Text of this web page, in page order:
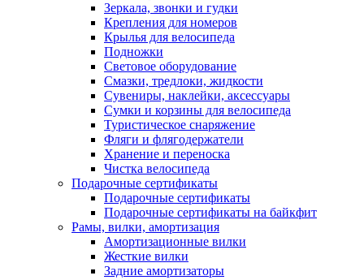
Зеркала, звонки и гудки
Крепления для номеров
Крылья для велосипеда
Подножки
Световое оборудование
Смазки, тредлоки, жидкости
Сувениры, наклейки, аксессуары
Сумки и корзины для велосипеда
Туристическое снаряжение
Фляги и флягодержатели
Хранение и переноска
Чистка велосипеда
Подарочные сертификаты
Подарочные сертификаты
Подарочные сертификаты на байкфит
Рамы, вилки, амортизация
Амортизационные вилки
Жесткие вилки
Задние амортизаторы